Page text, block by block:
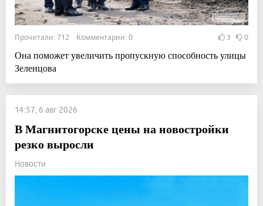
Прочитали: 712 Комментарии: 0 3 0
Она поможет увеличить пропускную способность улицы
Зеленцова
14:57, 6 авг 2026
В Магнитогорске цены на новостройки
резко выросли
Новости